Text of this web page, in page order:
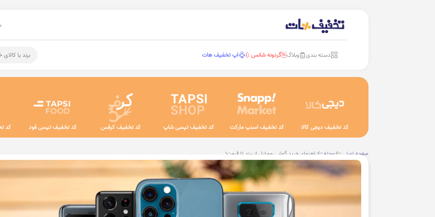
دسته بندی وبلاگ گردونه شانس :) اپ تخفیف هات برند یا
کد تخفیف دیجی کالا کد تخفیف اسنپ مارکت کد تخفیف تپسی شاپ کد تخفیف کرفس کد تخفیف تپسی فود کد
صفحه اصلی مجله راهنمای خرید گوشی موبایل از برند تا قیمت!